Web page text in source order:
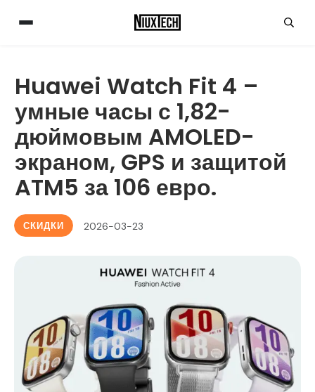
Huawei Watch Fit 4 –
умные часы с 1,82-
дюймовым AMOLED-
экраном, GPS и защитой
ATM5 за 106 евро.
СКИДКИ 2026-03-23